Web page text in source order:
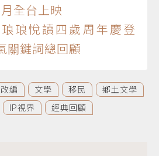
全台上映
琅悅讀四歲周年慶登
關鍵詞總回顧
改編 文學 移民
鄉土文學
IP視界 經典回顧